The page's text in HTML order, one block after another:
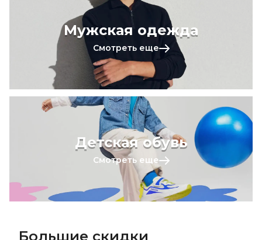
Мужская одежда
Смотреть еще
Детская обувь
Смотреть еще
Большие скидки